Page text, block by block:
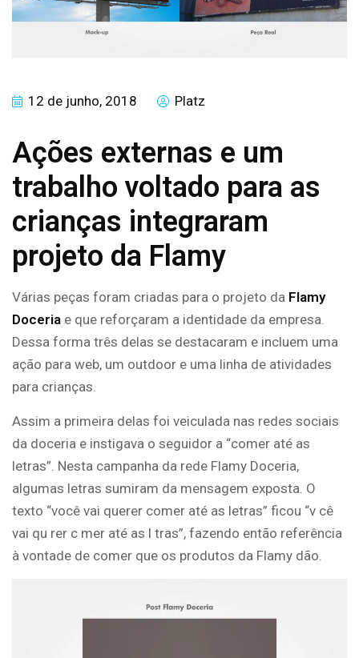
12 de junho, 2018 Platz
Ações externas e um
trabalho voltado para as
crianças integraram
projeto da Flamy
Várias peças foram criadas para o projeto da Flamy
Doceria e que reforçaram a identidade da empresa.
Dessa forma três delas se destacaram e incluem uma
ação para web, um outdoor e uma linha de atividades
para crianças.
Assim a primeira delas foi veiculada nas redes sociais
da doceria e instigava o seguidor a “comer até as
letras”. Nesta campanha da rede Flamy Doceria,
algumas letras sumiram da mensagem exposta. O
texto “você vai querer comer até as letras” ficou “v cê
vai qu rer c mer até as l tras”, fazendo então referência
à vontade de comer que os produtos da Flamy dão.